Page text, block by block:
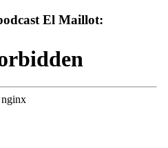
El Maillot: